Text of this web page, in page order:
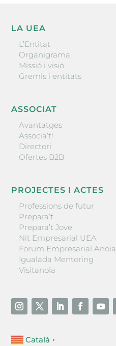
LA UEA
L’Entitat
Organigrama
Missió i visió
Gremis i entitats
ASSOCIAT
Avantatges
Associa’t!
Directori
Ofertes B2B
PROJECTES I ACTES
Professions de futur
Prepara’t
Prepara’t Jove
Nit Empresarial UEA
Forum Empresarial Anoia
Igualada Mentoring
Visitanoia
Català ▼